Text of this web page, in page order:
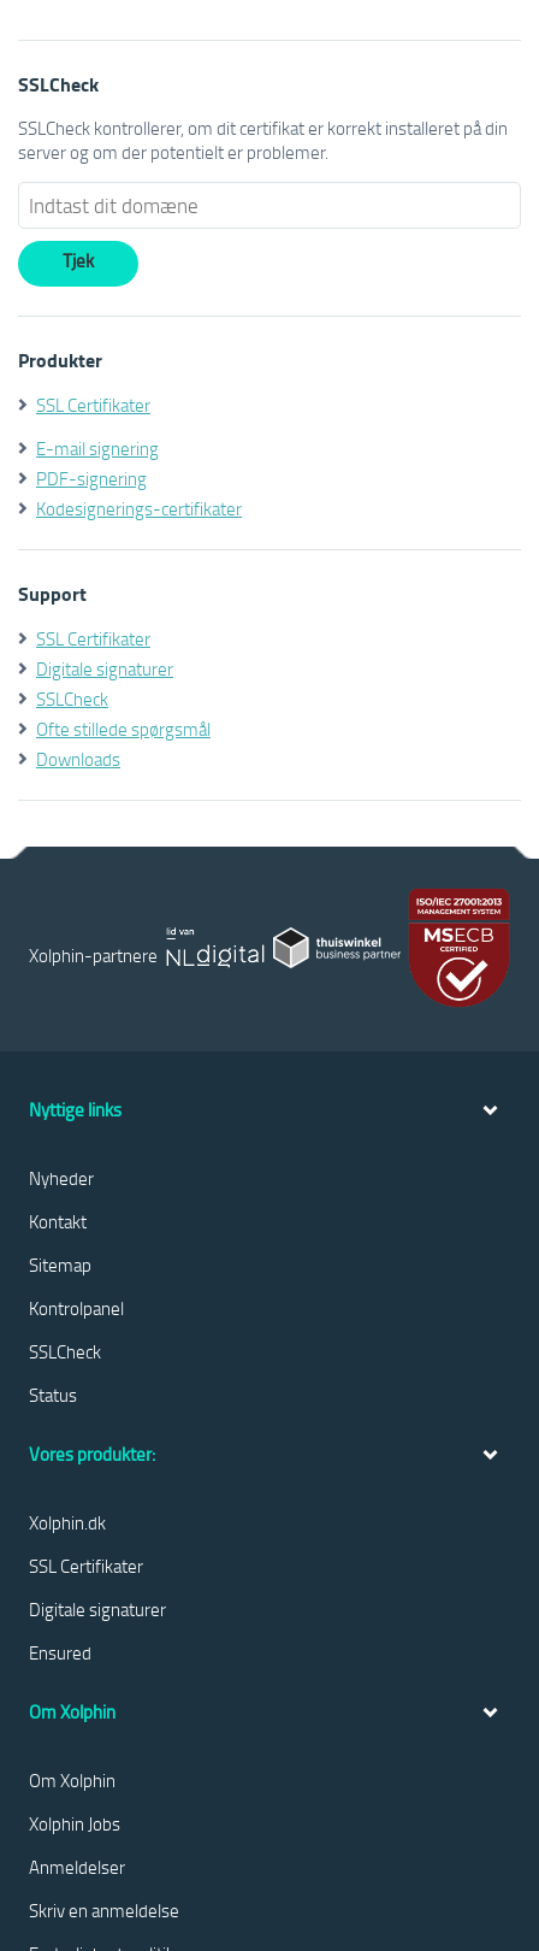
SSLCheck
SSLCheck kontrollerer, om dit certifikat er korrekt installeret på din
server og om der potentielt er problemer.
Produkter
SSL Certifikater
E-mail signering
PDF-signering
Kodesignerings-certifikater
Support
SSL Certifikater
Digitale signaturer
SSLCheck
Ofte stillede spørgsmål
Downloads
Xolphin-partnere
Nyttige links
Nyheder
Kontakt
Sitemap
Kontrolpanel
SSLCheck
Status
Vores produkter:
Xolphin.dk
SSL Certifikater
Digitale signaturer
Ensured
Om Xolphin
Om Xolphin
Xolphin Jobs
Anmeldelser
Skriv en anmeldelse